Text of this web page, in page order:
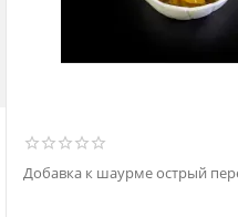
Добавка к шаурме острый